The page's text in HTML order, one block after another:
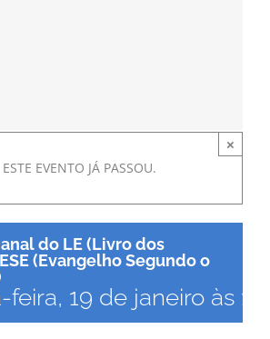
ESTE EVENTO JÁ PASSOU.
×
do LE (Livro dos
(Evangelho Segundo o
feira, 19 de janeiro às